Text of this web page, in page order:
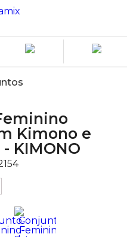
Kimono e
KIMONO